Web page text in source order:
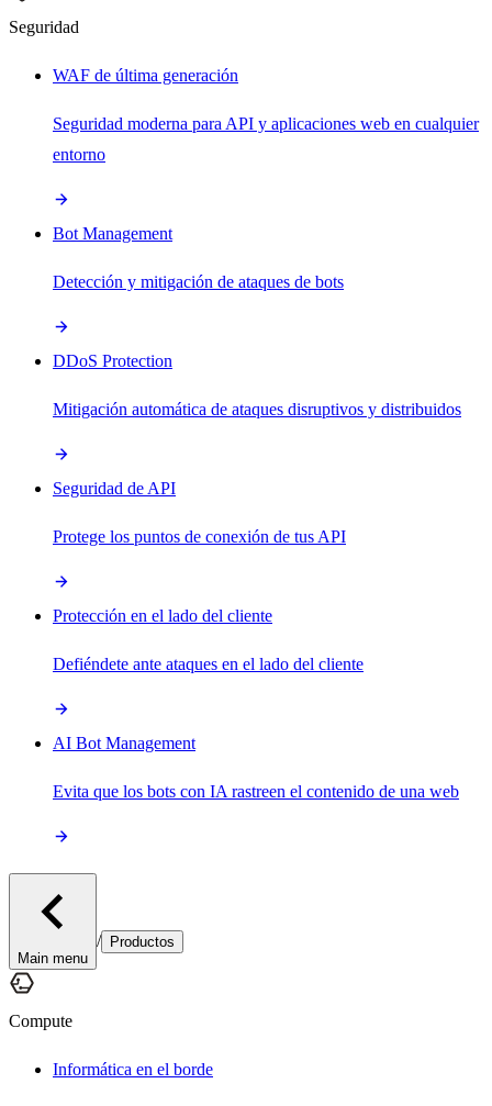
Seguridad
WAF de última generación
Seguridad moderna para API y aplicaciones web en cualquier
entorno
Bot Management
Detección y mitigación de ataques de bots
DDoS Protection
Mitigación automática de ataques disruptivos y distribuidos
Seguridad de API
Protege los puntos de conexión de tus API
Protección en el lado del cliente
Defiéndete ante ataques en el lado del cliente
AI Bot Management
Evita que los bots con IA rastreen el contenido de una web
Main menu
/ Productos
Compute
Informática en el borde